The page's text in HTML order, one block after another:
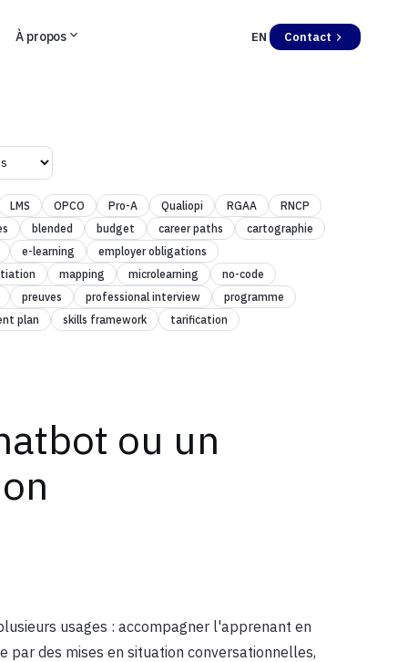
À propos EN Contact
LMS OPCO Pro-A Qualiopi RGAA
RNCP
blended budget career paths
cartographie
e-learning
employer obligations
mapping microlearning
no-code
preuves professional interview
programme
plan skills framework
tarification
ou un
usages : accompagner l'apprenant en
des mises en situation conversationnelles,